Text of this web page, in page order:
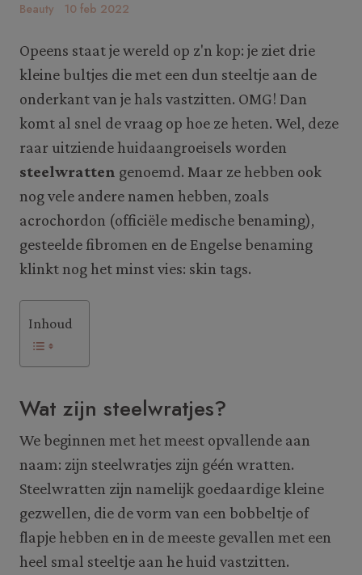
Beauty 10 feb 2022
Opeens staat je wereld op z'n kop: je ziet drie
kleine bultjes die met een dun steeltje aan de
onderkant van je hals vastzitten. OMG! Dan
komt al snel de vraag op hoe ze heten. Wel, deze
raar uitziende huidaangroeisels worden
steelwratten genoemd. Maar ze hebben ook
nog vele andere namen hebben, zoals
acrochordon (officiële medische benaming),
gesteelde fibromen en de Engelse benaming
klinkt nog het minst vies: skin tags.
Inhoud
Wat zijn steelwratjes?
We beginnen met het meest opvallende aan
naam: zijn steelwratjes zijn géén wratten.
Steelwratten zijn namelijk goedaardige kleine
gezwellen, die de vorm van een bobbeltje of
flapje hebben en in de meeste gevallen met een
heel smal steeltje aan he huid vastzitten.